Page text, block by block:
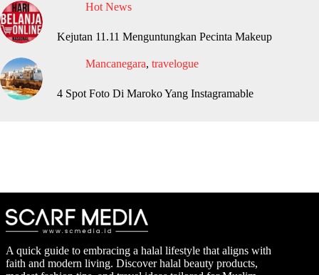
Hot News
Kejutan 11.11 Menguntungkan Pecinta Makeup
Mancanegara, travelogue
4 Spot Foto Di Maroko Yang Instagramable
A quick guide to embracing a halal lifestyle that aligns with
faith and modern living. Discover halal beauty products,